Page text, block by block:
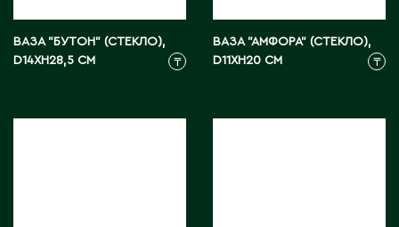
ВАЗА "БУТОН" (СТЕКЛО),
D14XH28,5 СМ
₸
ВАЗА "АМФОРА" (СТЕКЛО),
D11XH20 СМ
₸